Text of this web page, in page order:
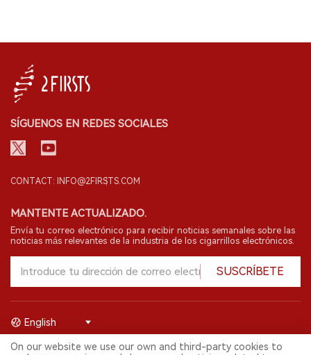
SÍGUENOS EN REDES SOCIALES
CONTACT: INFO@2FIRSTS.COM
MANTENTE ACTUALIZADO.
Envía tu correo electrónico para recibir noticias semanales sobre las
noticias más relevantes de la industria de los cigarrillos electrónicos.
SUSCRÍBETE
© 2026 Shenzhen 2FIRSTS Technology Co.,Ltd. Todos los derechos
English
On our website we use our own and third-party cookies to